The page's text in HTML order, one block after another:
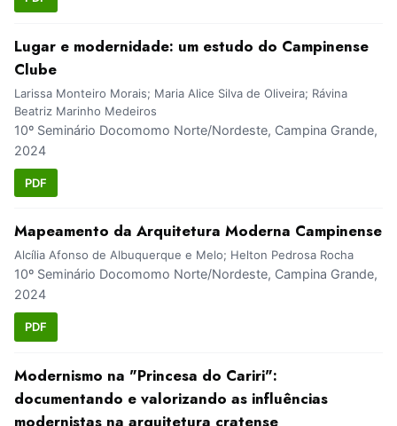
Lugar e modernidade: um estudo do Campinense
Clube
Larissa Monteiro Morais; Maria Alice Silva de Oliveira; Rávina
Beatriz Marinho Medeiros
10º Seminário Docomomo Norte/Nordeste, Campina Grande,
2024
PDF
Mapeamento da Arquitetura Moderna Campinense
Alcília Afonso de Albuquerque e Melo; Helton Pedrosa Rocha
10º Seminário Docomomo Norte/Nordeste, Campina Grande,
2024
PDF
Modernismo na "Princesa do Cariri":
documentando e valorizando as influências
modernistas na arquitetura cratense